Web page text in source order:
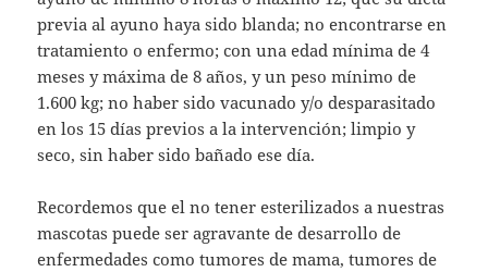
previa al ayuno haya sido blanda; no encontrarse en
tratamiento o enfermo; con una edad mínima de 4
meses y máxima de 8 años, y un peso mínimo de
1.600 kg; no haber sido vacunado y/o desparasitado
en los 15 días previos a la intervención; limpio y
seco, sin haber sido bañado ese día.
Recordemos que el no tener esterilizados a nuestras
mascotas puede ser agravante de desarrollo de
enfermedades como tumores de mama, tumores de